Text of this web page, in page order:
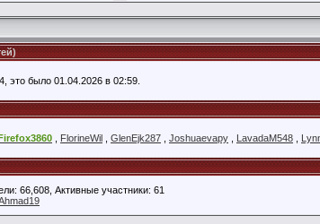
это было 01.04.2026 в 02:59.
FlorineWil GlenEjk287 Joshuaevapy LavadaM548
66,608, Активные участники: 61